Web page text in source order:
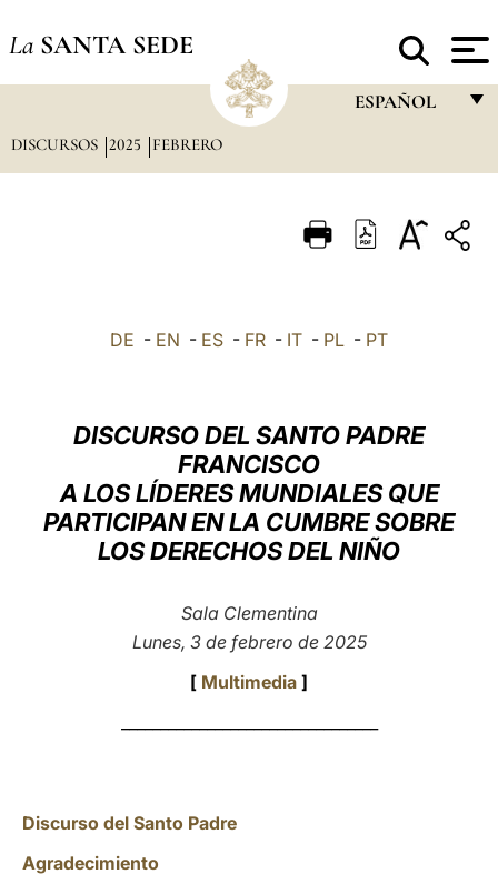
La SANTA SEDE
ESPAÑOL
ITALIANO
العربيّة
中文
LATINE
DISCURSOS 2025 FEBRERO
DE - EN - ES - FR - IT - PL - PT
DISCURSO DEL SANTO PADRE
FRANCISCO
A LOS LÍDERES MUNDIALES QUE
PARTICIPAN EN LA CUMBRE SOBRE
LOS DERECHOS DEL NIÑO
Sala Clementina
Lunes, 3 de febrero de 2025
[ Multimedia ]
Discurso del Santo Padre
Agradecimiento